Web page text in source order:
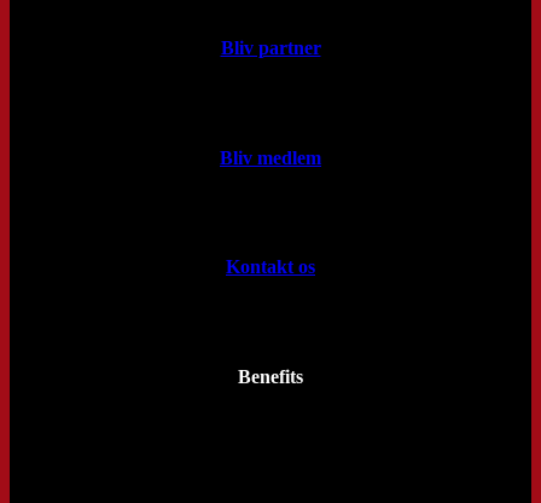
Bliv partner
Bliv medlem
Kontakt os
Benefits